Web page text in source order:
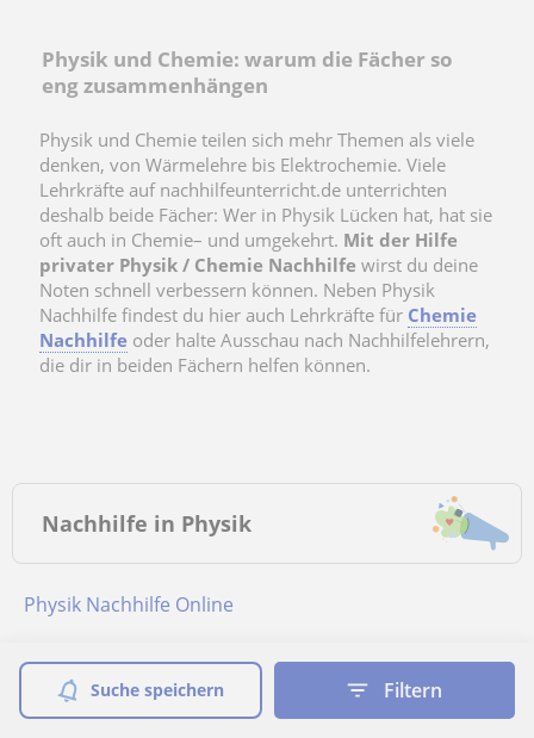
Suche speichern Filtern
Physik und Chemie: warum die Fächer so
eng zusammenhängen
Physik und Chemie teilen sich mehr Themen als viele
denken, von Wärmelehre bis Elektrochemie. Viele
Lehrkräfte auf nachhilfeunterricht.de unterrichten
deshalb beide Fächer: Wer in Physik Lücken hat, hat sie
oft auch in Chemie– und umgekehrt. Mit der Hilfe
privater Physik / Chemie Nachhilfe wirst du deine
Noten schnell verbessern können. Neben Physik
Nachhilfe findest du hier auch Lehrkräfte für Chemie
Nachhilfe oder halte Ausschau nach Nachhilfelehrern,
die dir in beiden Fächern helfen können.
Nachhilfe in Physik
Physik Nachhilfe Online
Nachhilfe in Physik in...